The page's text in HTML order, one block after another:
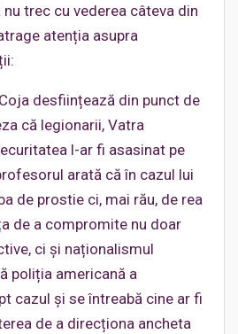
trec cu vederea câteva din
atenția asupra
desființează din punct de
că legionarii, Vatra
l-ar fi asasinat pe
arată că în cazul lui
de prostie ci, mai rău, de rea
de a compromite nu doar
ci și naționalismul
poliția americană a
cazul și se întreabă cine ar fi
de a direcționa ancheta